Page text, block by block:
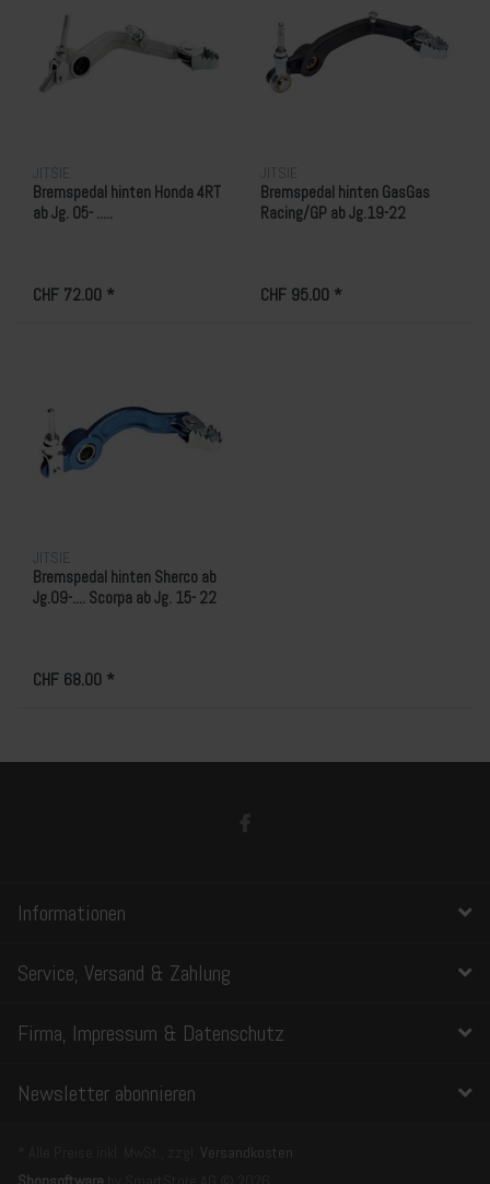
JITSIE
Bremspedal hinten Honda 4RT
ab Jg. 05- .....
CHF 72.00 *
JITSIE
Bremspedal hinten GasGas
Racing/GP ab Jg.19-22
CHF 95.00 *
JITSIE
Bremspedal hinten Sherco ab
Jg.09-.... Scorpa ab Jg. 15- 22
CHF 68.00 *
Informationen
Service, Versand & Zahlung
Firma, Impressum & Datenschutz
Newsletter abonnieren
Versandkosten